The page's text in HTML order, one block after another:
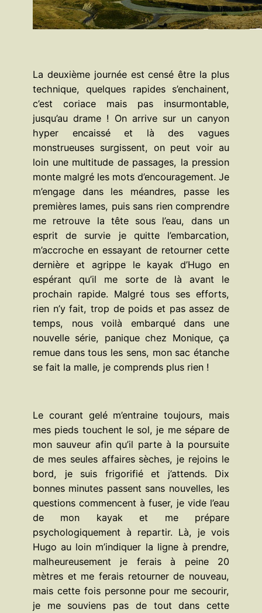
La deuxième journée est censé être la plus
technique, quelques rapides s’enchainent,
c’est coriace mais pas insurmontable,
jusqu’au drame ! On arrive sur un canyon
hyper encaissé et là des vagues
monstrueuses surgissent, on peut voir au
loin une multitude de passages, la pression
monte malgré les mots d’encouragement. Je
m’engage dans les méandres, passe les
premières lames, puis sans rien comprendre
me retrouve la tête sous l’eau, dans un
esprit de survie je quitte l’embarcation,
m’accroche en essayant de retourner cette
dernière et agrippe le kayak d’Hugo en
espérant qu’il me sorte de là avant le
prochain rapide. Malgré tous ses efforts,
rien n’y fait, trop de poids et pas assez de
temps, nous voilà embarqué dans une
nouvelle série, panique chez Monique, ça
remue dans tous les sens, mon sac étanche
se fait la malle, je comprends plus rien !
Le courant gelé m’entraine toujours, mais
mes pieds touchent le sol, je me sépare de
mon sauveur afin qu’il parte à la poursuite
de mes seules affaires sèches, je rejoins le
bord, je suis frigorifié et j’attends. Dix
bonnes minutes passent sans nouvelles, les
questions commencent à fuser, je vide l’eau
de mon kayak et me prépare
psychologiquement à repartir. Là, je vois
Hugo au loin m’indiquer la ligne à prendre,
malheureusement je ferais à peine 20
mètres et me ferais retourner de nouveau,
mais cette fois personne pour me secourir,
je me souviens pas de tout dans cette